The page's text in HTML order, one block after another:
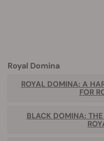
Royal Domina
ROYAL DOMINA: A
FOR
BLACK DOMINA: